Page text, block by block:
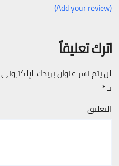
(Add your review)
اترك تعليقاً
لن يتم نشر عنوان بريدك الإلكتروني.
بـ*
التعليق